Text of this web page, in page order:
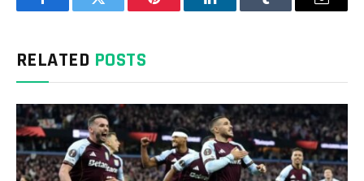
FacebookTwitter Pinterest LinkedInTumblr Email
RELATED POSTS